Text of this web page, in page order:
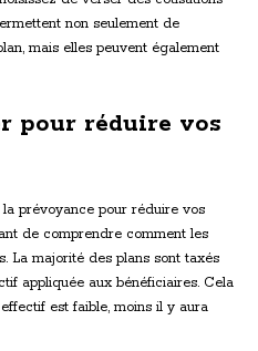
non seulement de
mais elles peuvent également
pour réduire vos
prévoyance pour réduire vos
de comprendre comment les
La majorité des plans sont taxés
appliquée aux bénéficiaires. Cela
est faible, moins il y aura